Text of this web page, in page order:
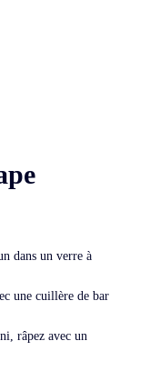
dans un verre à
une cuillère de bar
râpez avec un